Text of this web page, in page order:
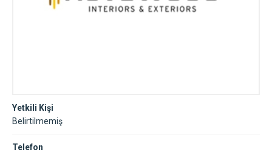
Yetkili Kişi
Belirtilmemiş
Telefon